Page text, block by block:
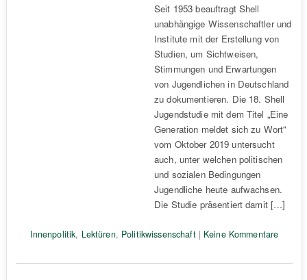
Seit 1953 beauftragt Shell
unabhängige Wissenschaftler und
Institute mit der Erstellung von
Studien, um Sichtweisen,
Stimmungen und Erwartungen
von Jugendlichen in Deutschland
zu dokumentieren. Die 18. Shell
Jugendstudie mit dem Titel „Eine
Generation meldet sich zu Wort“
vom Oktober 2019 untersucht
auch, unter welchen politischen
und sozialen Bedingungen
Jugendliche heute aufwachsen.
Die Studie präsentiert damit […]
Innenpolitik, Lektüren, Politikwissenschaft| Keine Kommentare